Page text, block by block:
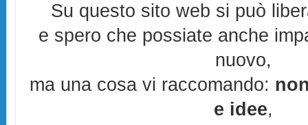
Su questo sito web si può
e spero che possiate anche
nuovo,
ma una cosa vi raccomando:
e idee,